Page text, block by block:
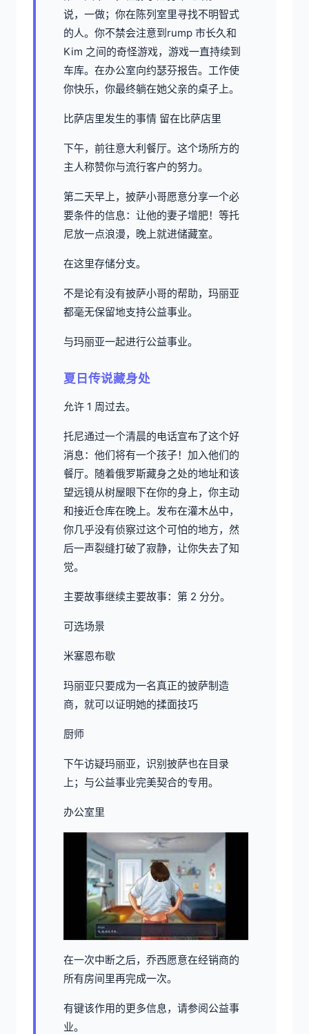
说，一做；你在陈列室里寻找不明智式
的人。你不禁会注意到rump 市长久和
Kim 之间的奇怪游戏，游戏一直持续到
车库。在办公室向约瑟芬报告。工作使
你快乐，你最终躺在她父亲的桌子上。
比萨店里发生的事情 留在比萨店里
下午，前往意大利餐厅。这个场所方的
主人称赞你与流行客户的努力。
第二天早上，披萨小哥愿意分享一个必
要条件的信息：让他的妻子增肥！等托
尼放一点浪漫，晚上就进储藏室。
在这里存储分支。
不是论有没有披萨小哥的帮助，玛丽亚
都毫无保留地支持公益事业。
与玛丽亚一起进行公益事业。
夏日传说藏身处
允许 1 周过去。
托尼通过一个清晨的电话宣布了这个好
消息：他们将有一个孩子！加入他们的
餐厅。随着俄罗斯藏身之处的地址和该
望远镜从树屋眼下在你的身上，你主动
和接近仓库在晚上。发布在灌木丛中，
你几乎没有侦察过这个可怕的地方，然
后一声裂缝打破了寂静，让你失去了知
觉。
主要故事继续主要故事：第 2 分分。
可选场景
米塞恩布歇
玛丽亚只要成为一名真正的披萨制造
商，就可以证明她的揉面技巧
厨师
下午访疑玛丽亚，识别披萨也在目录
上；与公益事业完美契合的专用。
办公室里
在一次中断之后，乔西愿意在经销商的
所有房间里再完成一次。
有键该作用的更多信息，请参阅公益事
业。